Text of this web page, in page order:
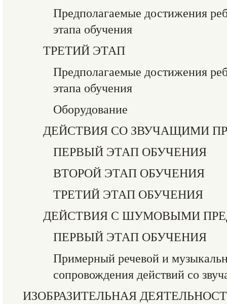
Предполагаемые достижения
этапа обучения
ТРЕТИЙ ЭТАП
Предполагаемые достижения
этапа обучения
Оборудование
ДЕЙСТВИЯ СО ЗВУЧАЩИМИ
ПЕРВЫЙ ЭТАП ОБУЧЕНИЯ
ВТОРОЙ ЭТАП ОБУЧЕНИЯ
ТРЕТИЙ ЭТАП ОБУЧЕНИЯ
ДЕЙСТВИЯ С ШУМОВЫМИ
ПЕРВЫЙ ЭТАП ОБУЧЕНИЯ
Примерный речевой и
сопровождения действий со
ИЗОБРАЗИТЕЛЬНАЯ